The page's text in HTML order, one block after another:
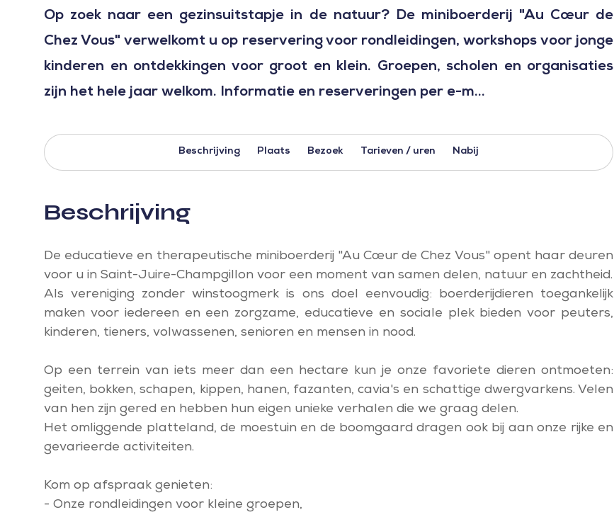
Op zoek naar een gezinsuitstapje in de natuur? De miniboerderij "Au Cœur de
Chez Vous" verwelkomt u op reservering voor rondleidingen, workshops voor jonge
kinderen en ontdekkingen voor groot en klein. Groepen, scholen en organisaties
zijn het hele jaar welkom. Informatie en reserveringen per e-m...
Beschrijving Plaats Bezoek Tarieven / uren Nabij
Beschrijving
De educatieve en therapeutische miniboerderij "Au Cœur de Chez Vous" opent haar deuren
voor u in Saint-Juire-Champgillon voor een moment van samen delen, natuur en zachtheid.
Als vereniging zonder winstoogmerk is ons doel eenvoudig: boerderijdieren toegankelijk
maken voor iedereen en een zorgzame, educatieve en sociale plek bieden voor peuters,
kinderen, tieners, volwassenen, senioren en mensen in nood.
Op een terrein van iets meer dan een hectare kun je onze favoriete dieren ontmoeten:
geiten, bokken, schapen, kippen, hanen, fazanten, cavia's en schattige dwergvarkens. Velen
van hen zijn gered en hebben hun eigen unieke verhalen die we graag delen.
Het omliggende platteland, de moestuin en de boomgaard dragen ook bij aan onze rijke en
gevarieerde activiteiten.
Kom op afspraak genieten:
- Onze rondleidingen voor kleine groepen,